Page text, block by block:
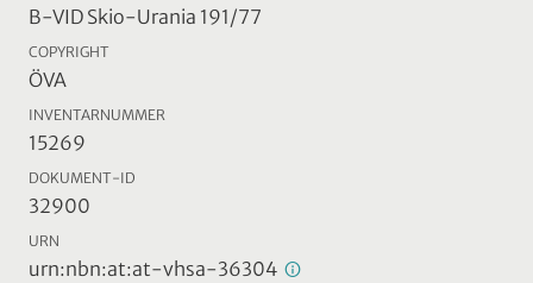
B-VID Skio-Urania 191/77
COPYRIGHT
ÖVA
INVENTARNUMMER
15269
DOKUMENT-ID
32900
URN
urn:nbn:at:at-vhsa-36304